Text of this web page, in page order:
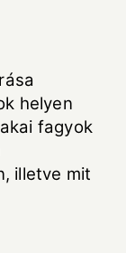
helyen
fagyok
illetve mit